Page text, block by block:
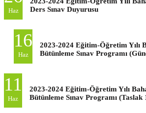
Haz
Ders Sınav Duyurusu
16
Haz
2023-2024 Eğitim-Öğretim Yılı
Bütünleme Sınav Programı
11
Haz
2023-2024 Eğitim-Öğretim Yılı
Bütünleme Sınav Programı (Taslak